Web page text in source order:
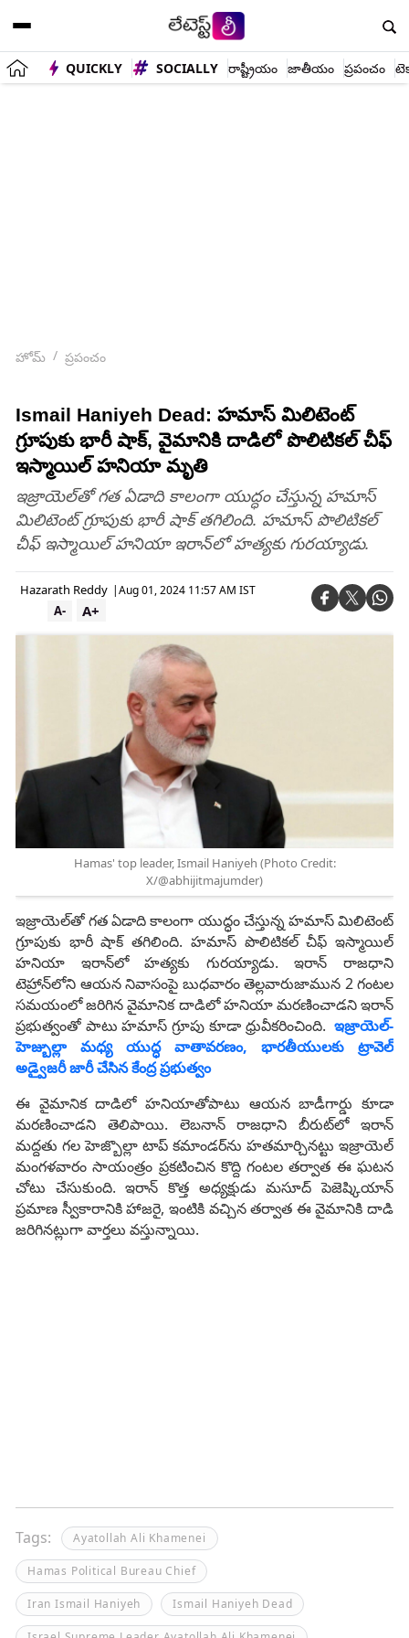
QUICKLY SOCIALLY రాష్ట్రీయం జాతీయం ప్రపంచం
హోమ్ ప్రపంచం
Ismail Haniyeh Dead: హమాస్‌ మిలిటెంట్‌
గ్రూపుకు భారీ షాక్, వైమానికి దాడిలో పొలిటికల్‌ చీఫ్‌
ఇస్మాయిల్‌ హనియా మృతి
ఇజ్రాయెల్‌తో గత ఏడాది కాలంగా యుద్ధం చేస్తున్న హమాస్‌
మిలిటెంట్‌ గ్రూపుకు భారీ షాక్ తగిలింది. హమాస్‌ పొలిటికల్‌
చీఫ్‌ ఇస్మాయిల్‌ హనియా ఇరాన్‌లో హత్యకు గురయ్యాడు.
Hazarath Reddy |Aug 01, 2024 11:57 AM IST
A+
A-
Hamas' top leader, Ismail Haniyeh (Photo Credit:
X/@abhijitmajumder)
ఇజ్రాయెల్‌తో గత ఏడాది కాలంగా యుద్ధం చేస్తున్న హమాస్‌ మిలిటెంట్‌
గ్రూపుకు భారీ షాక్ తగిలింది. హమాస్‌ పొలిటికల్‌ చీఫ్‌ ఇస్మాయిల్‌
హనియా ఇరాన్‌లో హత్యకు గురయ్యాడు. ఇరాన్‌ రాజధాని
టెహ్రాన్‌లోని ఆయన నివాసంపై బుధవారం తెల్లవారుజామున 2 గంటల
సమయంలో జరిగిన వైమానిక దాడిలో హనియా మరణించాడని ఇరాన్‌
ప్రభుత్వంతో పాటు హమాస్‌ గ్రూపు కూడా ధ్రువీకరించింది. ఇజ్రాయెల్-
హెజ్బుల్లా మధ్య యుద్ధ వాతావరణం, భారతీయులకు ట్రావెల్‌
అడ్వైజరీ జారీ చేసిన కేంద్ర ప్రభుత్వం
ఈ వైమానిక దాడిలో హనియాతోపాటు ఆయన బాడీగార్డు కూడా
మరణించాడని తెలిపాయి. లెబనాన్‌ రాజధాని బీరుట్‌లో ఇరాన్‌
మద్దతు గల హెజ్బొల్లా టాప్‌ కమాండర్‌ను హతమార్చినట్టు ఇజ్రాయెల్‌
మంగళవారం సాయంత్రం ప్రకటించిన కొద్ది గంటల తర్వాత ఈ ఘటన
చోటు చేసుకుంది. ఇరాన్‌ కొత్త అధ్యక్షుడు మసూద్‌ పెజెష్కియాన్‌
ప్రమాణ స్వీకారానికి హాజరై, ఇంటికి వచ్చిన తర్వాత ఈ వైమానికి దాడి
జరిగినట్లుగా వార్తలు వస్తున్నాయి.
Tags: Ayatollah Ali Khamenei
Hamas Political Bureau Chief
Iran Ismail Haniyeh Ismail Haniyeh Dead